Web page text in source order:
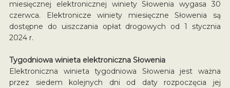
miesięcznej elektronicznej winiety Słowenia wygasa 30
czerwca. Elektronicze winiety miesięczne Słowenia są
dostępne do uiszczania opłat drogowych od 1 stycznia
2024 r.
Tygodniowa winieta elektroniczna Słowenia
Elektroniczna winieta tygodniowa Słowenia jest ważna
przez siedem kolejnych dni od daty rozpoczęcia jej